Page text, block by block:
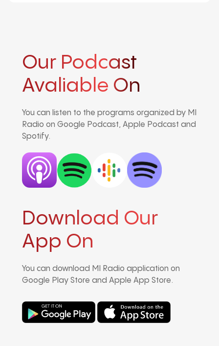
Our Podcast
Avaliable On
You can listen to the programs organized by MI
Radio on Google Podcast, Apple Podcast and
Spotify.
Download Our
App On
You can download MI Radio application on
Google Play Store and Apple App Store.